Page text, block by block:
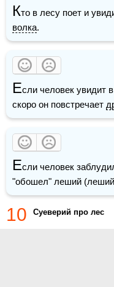
Кто в лесу поет и
волка.
Если человек увидит
скоро он повстречает
Если человек
"обошел" леший
10 Суеверий про лес